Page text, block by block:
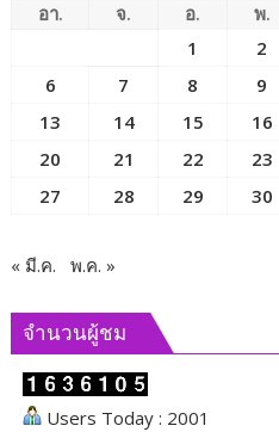
อา. จ. อ. พ.
1
2
6
7 8 9
13
14 15 16
20
21 22 23
27
28 29 30
« มี.ค. พ.ค. »
จำนวนผู้ชม
Users Today : 2001